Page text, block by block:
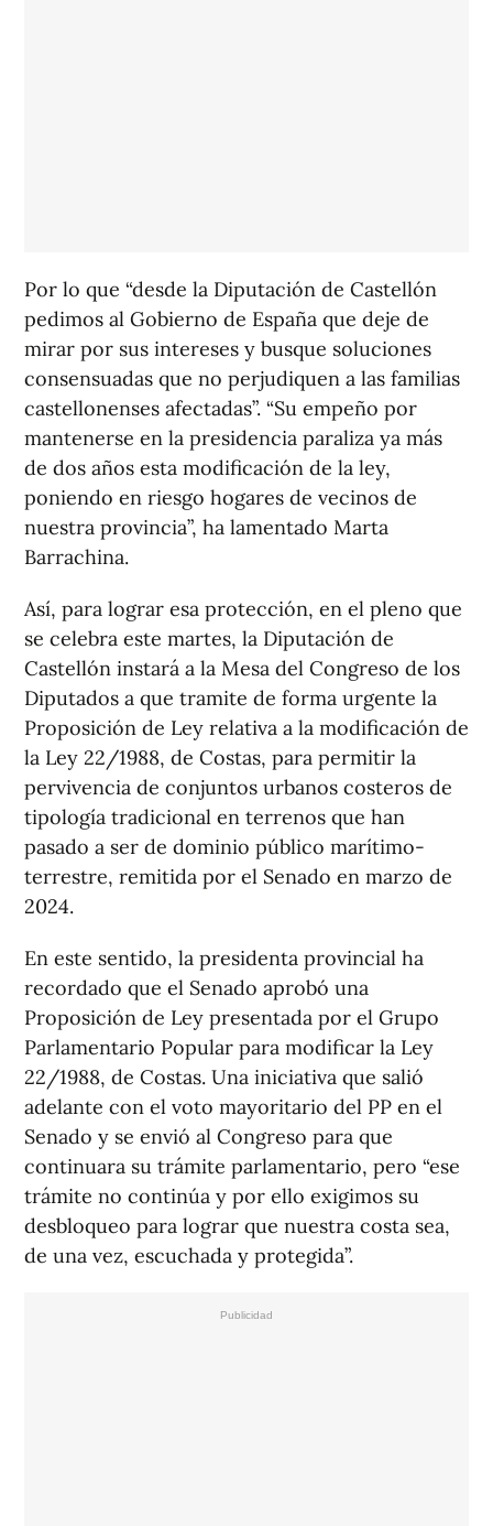
Por lo que “desde la Diputación de Castellón
pedimos al Gobierno de España que deje de
mirar por sus intereses y busque soluciones
consensuadas que no perjudiquen a las familias
castellonenses afectadas”. “Su empeño por
mantenerse en la presidencia paraliza ya más
de dos años esta modificación de la ley,
poniendo en riesgo hogares de vecinos de
nuestra provincia”, ha lamentado Marta
Barrachina.
Así, para lograr esa protección, en el pleno que
se celebra este martes, la Diputación de
Castellón instará a la Mesa del Congreso de los
Diputados a que tramite de forma urgente la
Proposición de Ley relativa a la modificación de
la Ley 22/1988, de Costas, para permitir la
pervivencia de conjuntos urbanos costeros de
tipología tradicional en terrenos que han
pasado a ser de dominio público marítimo-
terrestre, remitida por el Senado en marzo de
2024.
En este sentido, la presidenta provincial ha
recordado que el Senado aprobó una
Proposición de Ley presentada por el Grupo
Parlamentario Popular para modificar la Ley
22/1988, de Costas. Una iniciativa que salió
adelante con el voto mayoritario del PP en el
Senado y se envió al Congreso para que
continuara su trámite parlamentario, pero “ese
trámite no continúa y por ello exigimos su
desbloqueo para lograr que nuestra costa sea,
de una vez, escuchada y protegida”.